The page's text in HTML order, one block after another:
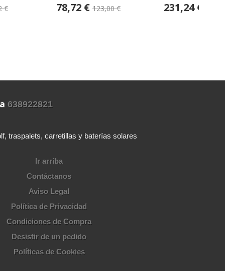
€ 78,72 € 123,00 € 231,24 €
638922821
traspalets, carretillas y baterías solares
Ir arriba
Contáctanos
Aviso Legal
Política de Privacidad
Condiciones de Compra
Desistir de un pedido
Políticas de Cookies